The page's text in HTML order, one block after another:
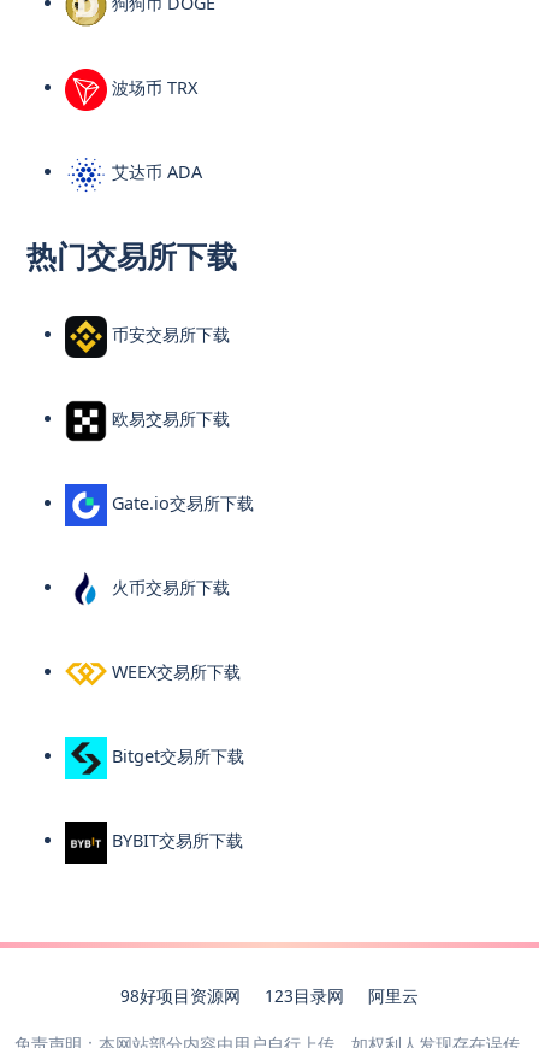
波场币 TRX
艾达币 ADA
热门交易所下载
币安交易所下载
欧易交易所下载
Gate.io交易所下载
火币交易所下载
WEEX交易所下载
Bitget交易所下载
BYBIT交易所下载
98好项目资源网 123目录网 阿里云